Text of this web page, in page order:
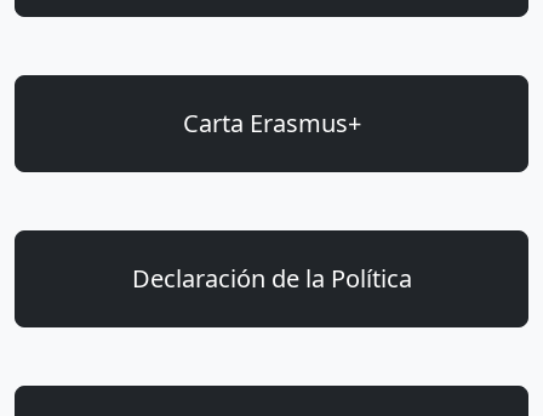
Carta Erasmus+
Declaración de la Política